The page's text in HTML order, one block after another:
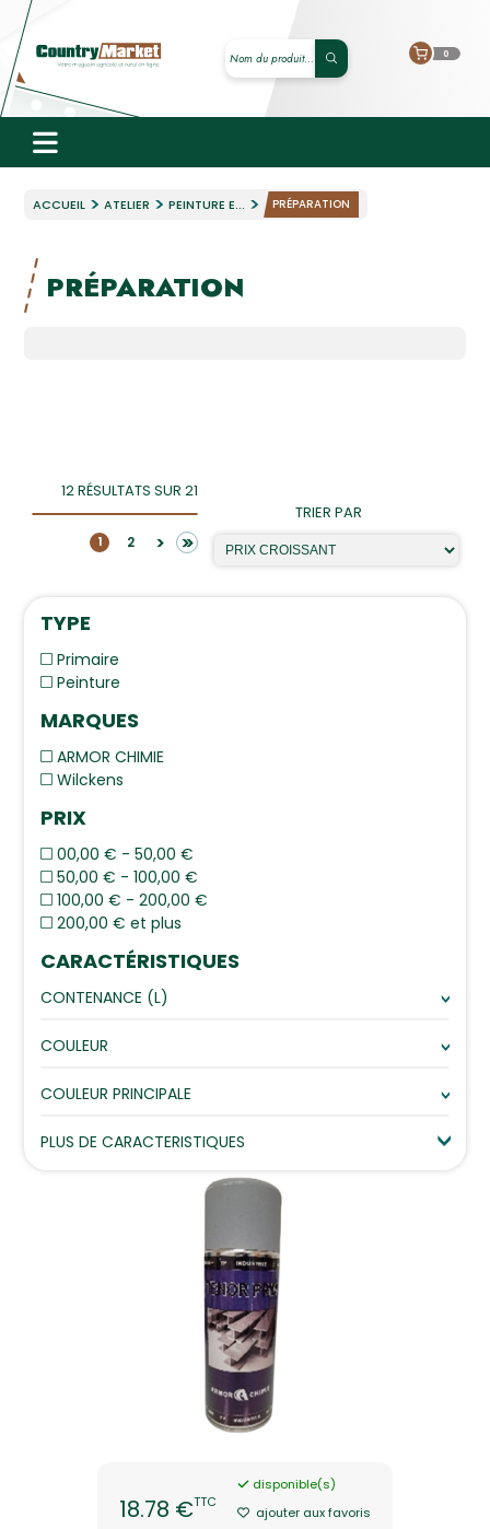
0
ACCUEIL ATELIER PEINTURE E... PRÉPARATION
PRÉPARATION
TRIER PAR
12 RÉSULTATS SUR 21
1 2 > >>
TYPE
Primaire
Peinture
MARQUES
ARMOR CHIMIE
Wilckens
PRIX
00,00 € - 50,00 €
50,00 € - 100,00 €
100,00 € - 200,00 €
200,00 € et plus
CARACTÉRISTIQUES
CONTENANCE (L)
COULEUR
COULEUR PRINCIPALE
PLUS DE CARACTERISTIQUES
18.78 €TTC
disponible(s)
ajouter aux favoris